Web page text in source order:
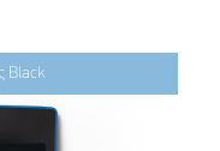
Black